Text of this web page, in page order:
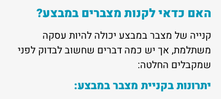
האם כדאי לקנות מצברים במבצע?
קנייה של מצבר במבצע יכולה להיות עסקה
משתלמת, אך יש כמה דברים שחשוב לבדוק לפני
שמקבלים החלטה:
יתרונות בקניית מצבר במבצע: